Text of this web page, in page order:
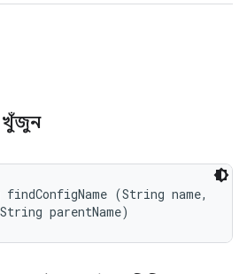
খুঁজুন
(String name,
parentName)